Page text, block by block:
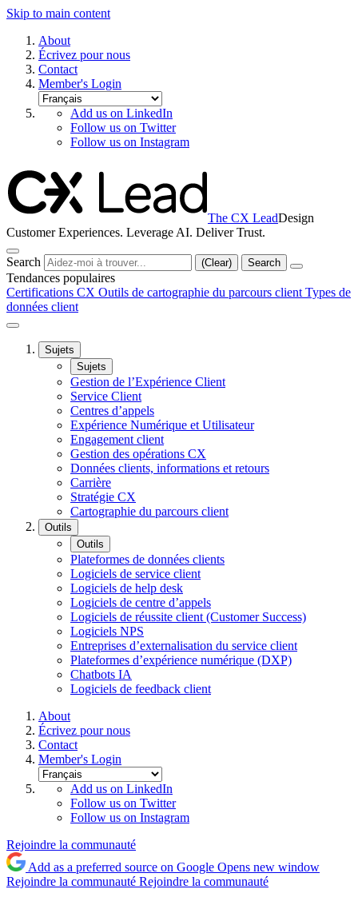
Skip to main content
About
Écrivez pour nous
Contact
Member's Login
Add us on LinkedIn
Follow us on Twitter
Follow us on Instagram
The CX LeadDesign
Customer Experiences. Leverage AI. Deliver Trust.
Search (Clear) Search
Tendances populaires
Certifications CX Outils de cartographie du parcours client Types de
données client
Sujets
Sujets
Gestion de l’Expérience Client
Service Client
Centres d’appels
Expérience Numérique et Utilisateur
Engagement client
Gestion des opérations CX
Données clients, informations et retours
Carrière
Stratégie CX
Cartographie du parcours client
Outils
Outils
Plateformes de données clients
Logiciels de service client
Logiciels de help desk
Logiciels de centre d’appels
Logiciels de réussite client (Customer Success)
Logiciels NPS
Entreprises d’externalisation du service client
Plateformes d’expérience numérique (DXP)
Chatbots IA
Logiciels de feedback client
About
Écrivez pour nous
Contact
Member's Login
Add us on LinkedIn
Follow us on Twitter
Follow us on Instagram
Rejoindre la communauté
Add as a preferred source on Google Opens new window
Rejoindre la communauté Rejoindre la communauté